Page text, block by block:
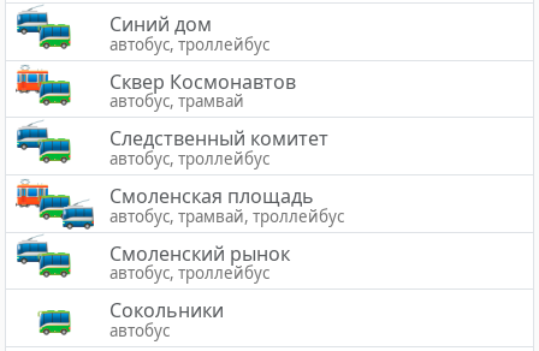
Синий дом
автобус, троллейбус
Сквер Космонавтов
автобус, трамвай
Следственный комитет
автобус, троллейбус
Смоленская площадь
автобус, трамвай, троллейбус
Смоленский рынок
автобус, троллейбус
Сокольники
автобус